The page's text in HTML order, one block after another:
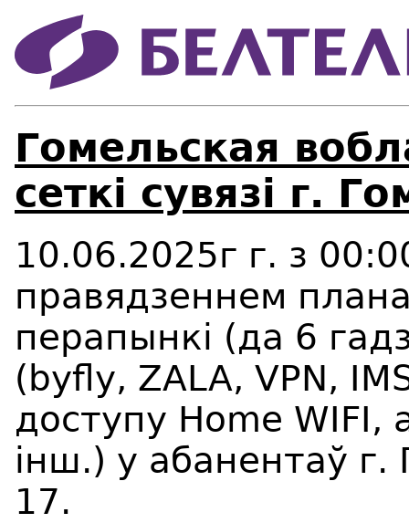
Гомельская
сеткі сувязі г.
10.06.2025г г. з
правядзеннем
перапынкі (да 6
( byfly, ZALA, VPN,
доступу Home WIFI,
інш.) у абанентаў
17.